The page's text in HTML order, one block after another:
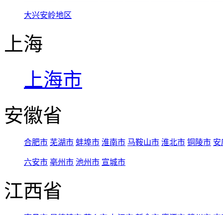
大兴安岭地区
上海
上海市
安徽省
合肥市 芜湖市 蚌埠市 淮南市 马鞍山市 淮北市 铜陵市 安
六安市 亳州市 池州市 宣城市
江西省